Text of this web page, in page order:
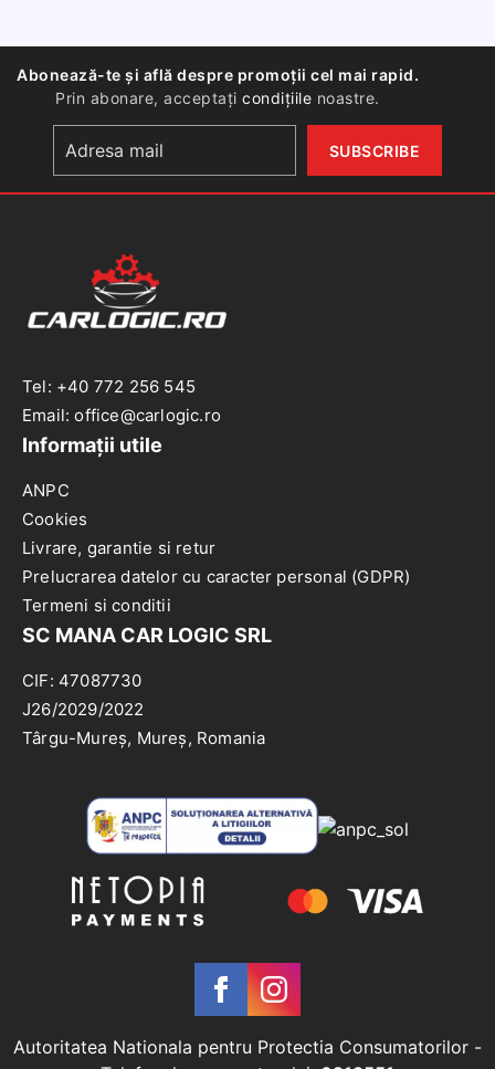
electrice
Abonează-te și află despre promoții cel mai rapid.
Prin abonare, acceptațicondițiile noastre.
Tel: +40 772 256 545
Email: office@carlogic.ro
Informații utile
ANPC
Cookies
Livrare, garantie si retur
Prelucrarea datelor cu caracter personal (GDPR)
Termeni si conditii
SC MANA CAR LOGIC SRL
CIF: 47087730
J26/2029/2022
Târgu-Mureș, Mureș, Romania
Autoritatea Nationala pentru Protectia Consumatorilor -